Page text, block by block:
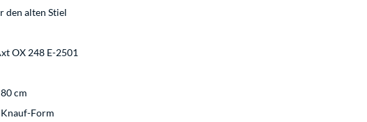
den alten Stiel
OX 248 E-2501
80 cm
Knauf-Form